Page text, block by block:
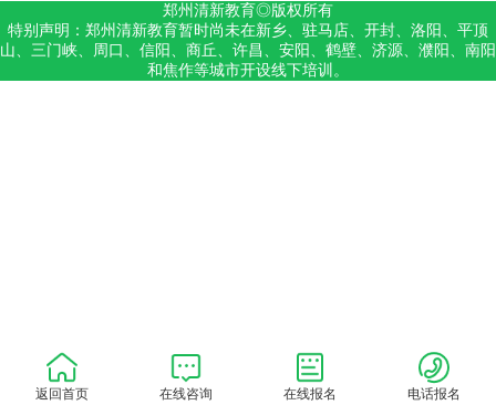
郑州清新教育◎版权所有
特别声明：郑州清新教育暂时尚未在新乡、驻马店、开封、洛阳、平顶
山、三门峡、周口、信阳、商丘、许昌、安阳、鹤壁、济源、濮阳、南阳
和焦作等城市开设线下培训。
返回首页 在线咨询 在线报名 电话报名